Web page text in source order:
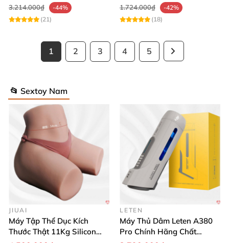
3.214.000₫
-44%
(21)
1.724.000₫
-42%
(18)
1 2 3 4 5
📂 Sextoy Nam
JIUAI
Máy Tập Thể Dục Kích
Thước Thật 11Kg Silicon
LETEN
Máy Thủ Dâm Leten A380
Pro Chính Hãng Chất